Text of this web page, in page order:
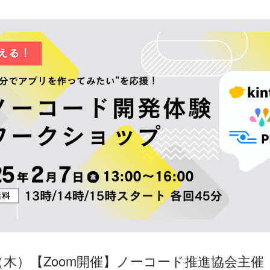
木）【Zoom開催】ノーコード推進協会主